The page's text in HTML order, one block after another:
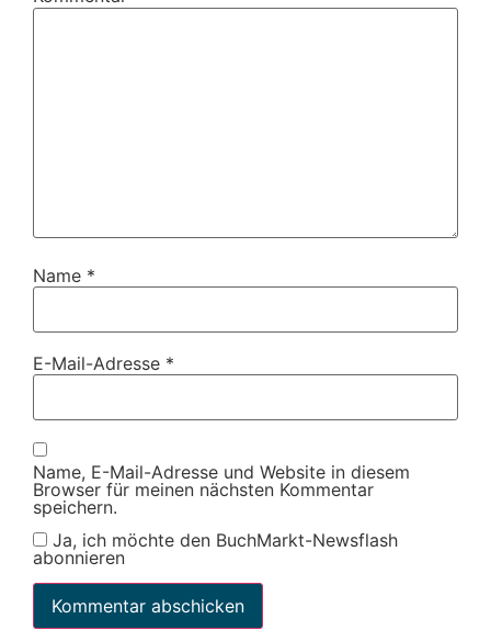
Name *
E-Mail-Adresse *
Name, E-Mail-Adresse und Website in diesem
Browser für meinen nächsten Kommentar
speichern.
Ja, ich möchte den BuchMarkt-Newsflash
abonnieren